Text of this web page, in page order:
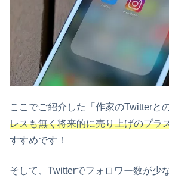
ここでご紹介した「作家のTwitterと
レスも無く将来的に売り上げのプラ
すすめです！
そして、Twitterでフォロワー数が少